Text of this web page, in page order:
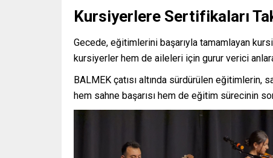
Kursiyerlere Sertifikaları
Gecede, eğitimlerini başarıyla tamamlayan
kursiyerler hem de aileleri için gurur verici
BALMEK çatısı altında sürdürülen eğitimlerin,
hem sahne başarısı hem de eğitim sürecinin